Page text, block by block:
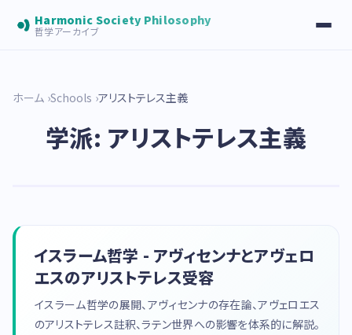
Harmonic Society Philosophy
哲学アーカイブ
ホーム Schools アリストテレス主義
学派: アリストテレス主義
イスラーム哲学 - アヴィセンナとアヴェロ
エスのアリストテレス受容
イスラーム哲学の展開、アヴィセンナの存在論、アヴェロエス
のアリストテレス註釈、ラテン世界への影響を体系的に解説。